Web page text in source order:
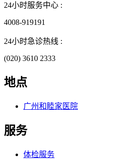
24小时服务中心 :
4008-919191
24小时急诊热线 :
(020) 3610 2333
地点
广州和睦家医院
服务
体检服务